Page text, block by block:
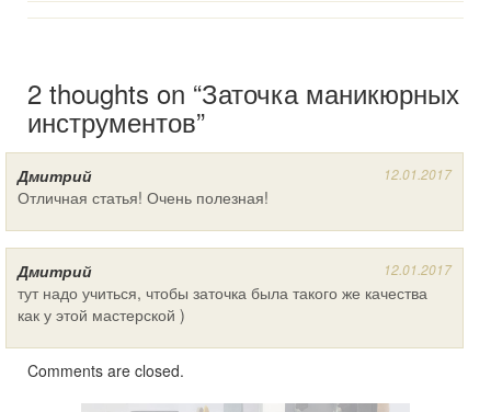
2 thoughts on “Заточка маникюрных
инструментов”
Дмитрий 12.01.2017
Отличная статья! Очень полезная!
Дмитрий 12.01.2017
тут надо учиться, чтобы заточка была такого же качества
как у этой мастерской )
Comments are closed.